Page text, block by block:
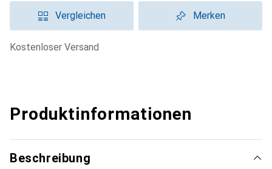
Vergleichen Merken
kostenloser Versand
Produktinformationen
Beschreibung